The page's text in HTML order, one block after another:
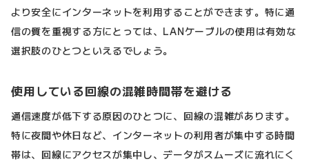
より安全にインターネットを利用することができます。特に通
信の質を重視する方にとっては、LANケーブルの使用は有効な
選択肢のひとつといえるでしょう。
使用している回線の混雑時間帯を避ける
通信速度が低下する原因のひとつに、回線の混雑があります。
特に夜間や休日など、インターネットの利用者が集中する時間
帯は、回線にアクセスが集中し、データがスムーズに流れにく